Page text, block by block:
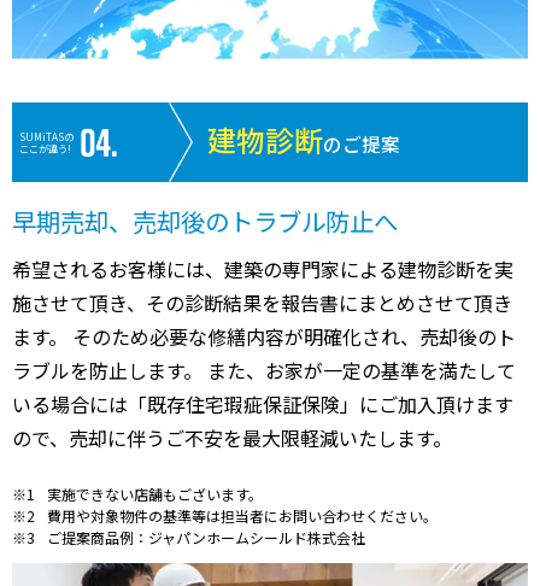
SUMiTASの
ここが違う!
建物診断のご提案
早期売却、売却後のトラブル防止へ
希望されるお客様には、建築の専門家による建物診断を実
施させて頂き、その診断結果を報告書にまとめさせて頂き
ます。 そのため必要な修繕内容が明確化され、売却後のト
ラブルを防止します。 また、お家が一定の基準を満たして
いる場合には「既存住宅瑕疵保証保険」にご加入頂けます
ので、売却に伴うご不安を最大限軽減いたします。
実施できない店舗もございます。
費用や対象物件の基準等は担当者にお問い合わせください。
ご提案商品例：ジャパンホームシールド株式会社